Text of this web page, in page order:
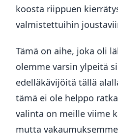
koosta riippuen
valmistettuihin
Tämä on aihe, joka oli
olemme varsin ylpeitä
edelläkävijöitä tällä
tämä ei ole helppo
valinta on meille viime
mutta